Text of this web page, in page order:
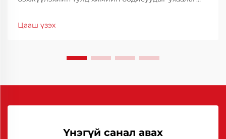
байдаг. Молдын ажиллагааг оновчлох нь циклийн
Цааш үзэх
Үнэгүй санал авах